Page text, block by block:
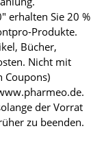
erhalten Sie 20 %
Produkte.
Bücher,
Nicht mit
Coupons)
der Vorrat
zu beenden.